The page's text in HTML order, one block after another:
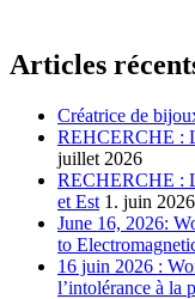
Articles
Créatrice de
REHCERCHE :
juillet 2026
RECHERCHE :
et Est 1. juin 2026
June 16, 2026:
to
16 juin 2026 :
l’intolérance à la